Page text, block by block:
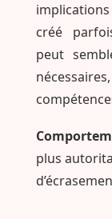
créé
peut
plus